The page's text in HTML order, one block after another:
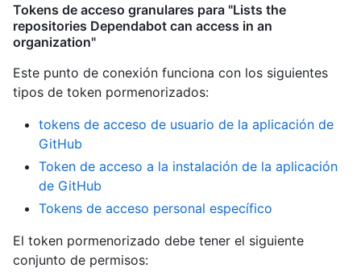
Tokens de acceso granulares para "Lists the
repositories Dependabot can access in an
organization"
Este punto de conexión funciona con los siguientes
tipos de token pormenorizados:
tokens de acceso de usuario de la aplicación de
GitHub
Token de acceso a la instalación de la aplicación
de GitHub
Tokens de acceso personal específico
El token pormenorizado debe tener el siguiente
conjunto de permisos: